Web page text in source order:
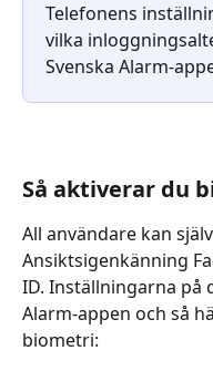
Telefonens
vilka
Svenska Alarm-
Så aktiverar du
All användare kan
Ansiktsigenkänning
ID. Inställningarna på
Alarm-appen och så
biometri: